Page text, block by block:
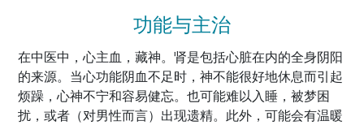
功能与主治
在中医中，心主血，藏神。肾是包括心脏在内的全身阴阳
的来源。当心功能阴血不足时，神不能很好地休息而引起
烦躁，心神不宁和容易健忘。也可能难以入睡，被梦困
扰，或者（对男性而言）出现遗精。此外，可能会有温暖